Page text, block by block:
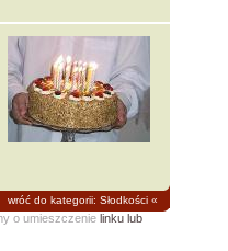
wróć do kategorii: Słodkości«
o umieszczenie linku lub